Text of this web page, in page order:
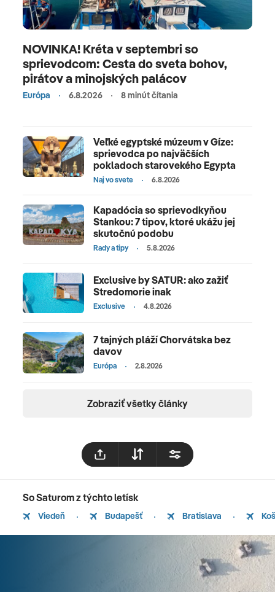
NOVINKA! Kréta v septembri so
sprievodcom: Cesta do sveta bohov,
pirátov a minojských palácov
Európa 6.8.2026 8 minút čítania
Veľké egyptské múzeum v Gíze:
sprievodca po najväčších
pokladoch starovekého Egypta
Naj vo svete 6.8.2026
Kapadócia so sprievodkyňou
Stankou: 7 tipov, ktoré ukážu jej
skutočnú podobu
Rady a tipy 5.8.2026
Exclusive by SATUR: ako zažiť
Stredomorie inak
Exclusive 4.8.2026
7 tajných pláží Chorvátska bez
davov
Európa 2.8.2026
Zobraziť všetky články
So Saturom z týchto letísk
Viedeň Budapešť Bratislava